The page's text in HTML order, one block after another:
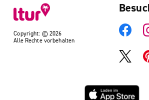
Copyright: © 2026
Alle Rechte vorbehalten